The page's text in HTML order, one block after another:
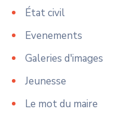
État civil
Evenements
Galeries d'images
Jeunesse
Le mot du maire